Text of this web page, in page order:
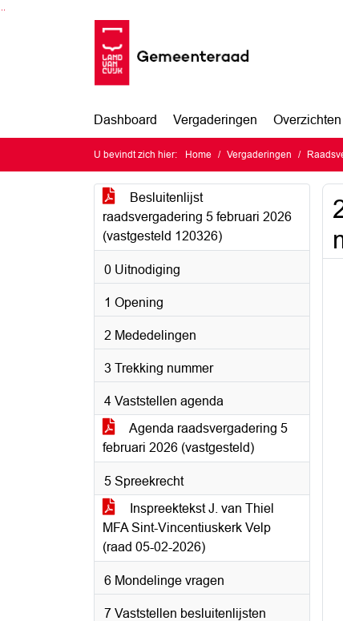
Ga naar de inhoud van deze pagina
Ga naar het zoeken
Ga naar het menu
Dashboard Vergaderingen Overzichten
U bevindt zich hier: Home Vergaderingen
Besluitenlijst
raadsvergadering 5 februari 2026
(vastgesteld 120326)
0 Uitnodiging
1 Opening
2 Mededelingen
3 Trekking nummer
4 Vaststellen agenda
Agenda raadsvergadering 5
februari 2026 (vastgesteld)
5 Spreekrecht
Inspreektekst J. van Thiel
MFA Sint-Vincentiuskerk Velp
(raad 05-02-2026)
6 Mondelinge vragen
7 Vaststellen besluitenlijsten